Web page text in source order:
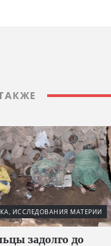
ИССЛЕДОВАНИЯ МАТЕРИИ
задолго до